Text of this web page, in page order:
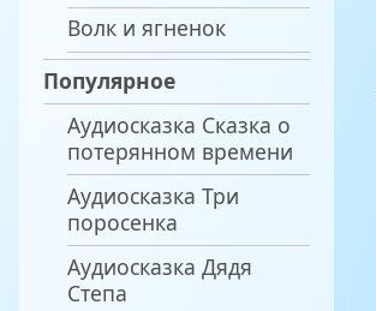
Волк и ягненок
Популярное
Аудиосказка Сказка о
потерянном времени
Аудиосказка Три
поросенка
Аудиосказка Дядя
Степа